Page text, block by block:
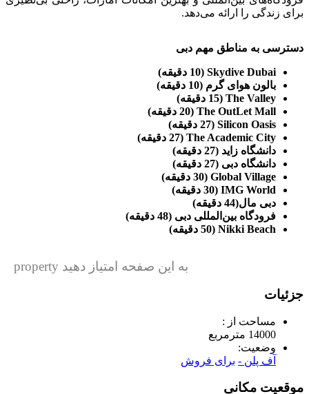
برای زندگی را ارائه می‌دهد.
دسترسی به مناطق مهم دبی
Skydive Dubai (10 دقیقه)
بالون هوای گرم (10 دقیقه)
The Valley (15 دقیقه)
The OutLet Mall (20 دقیقه)
Silicon Oasis (27 دقیقه)
The Academic City (27 دقیقه)
دانشگاه زاید (27 دقیقه)
دانشگاه دبی (27 دقیقه)
Global Village (30 دقیقه)
IMG World (30 دقیقه)
دبی مال(44 دقیقه)
فرودگاه بین‌المللی دبی (48 دقیقه)
Nikki Beach (50 دقیقه)
به این صفحه امتیاز دهید property
جزئیات
مساحت از :
14000 مترمربع
وضعیت:
آف پلن - برای فروش
موقعیت مکانی